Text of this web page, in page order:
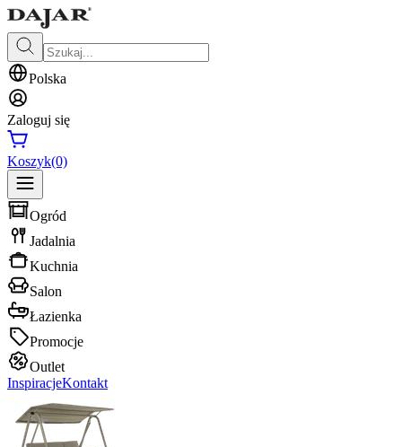
Polska
Zaloguj się
Koszyk(0)
Ogród
Jadalnia
Kuchnia
Salon
Łazienka
Promocje
Outlet
InspiracjeKontakt